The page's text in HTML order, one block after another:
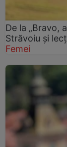
De la „Bravo,
Străvoiu și
Femei